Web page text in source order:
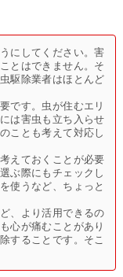
にしてください。害
とはできません。そ
駆除業者はほとんど
です。虫が住むエリ
は害虫も立ち入らせ
ことも考えて対応し
えておくことが必要
ぶ際にもチェックし
使うなど、ちょっと
、より活用できるの
心が痛むことがあり
することです。そこ